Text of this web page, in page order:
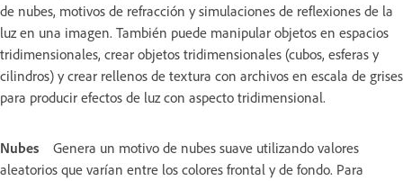
de nubes, motivos de refracción y simulaciones de reflexiones de la
luz en una imagen. También puede manipular objetos en espacios
tridimensionales, crear objetos tridimensionales (cubos, esferas y
cilindros) y crear rellenos de textura con archivos en escala de grises
para producir efectos de luz con aspecto tridimensional.
Nubes
Genera un motivo de nubes suave utilizando valores
aleatorios que varían entre los colores frontal y de fondo. Para